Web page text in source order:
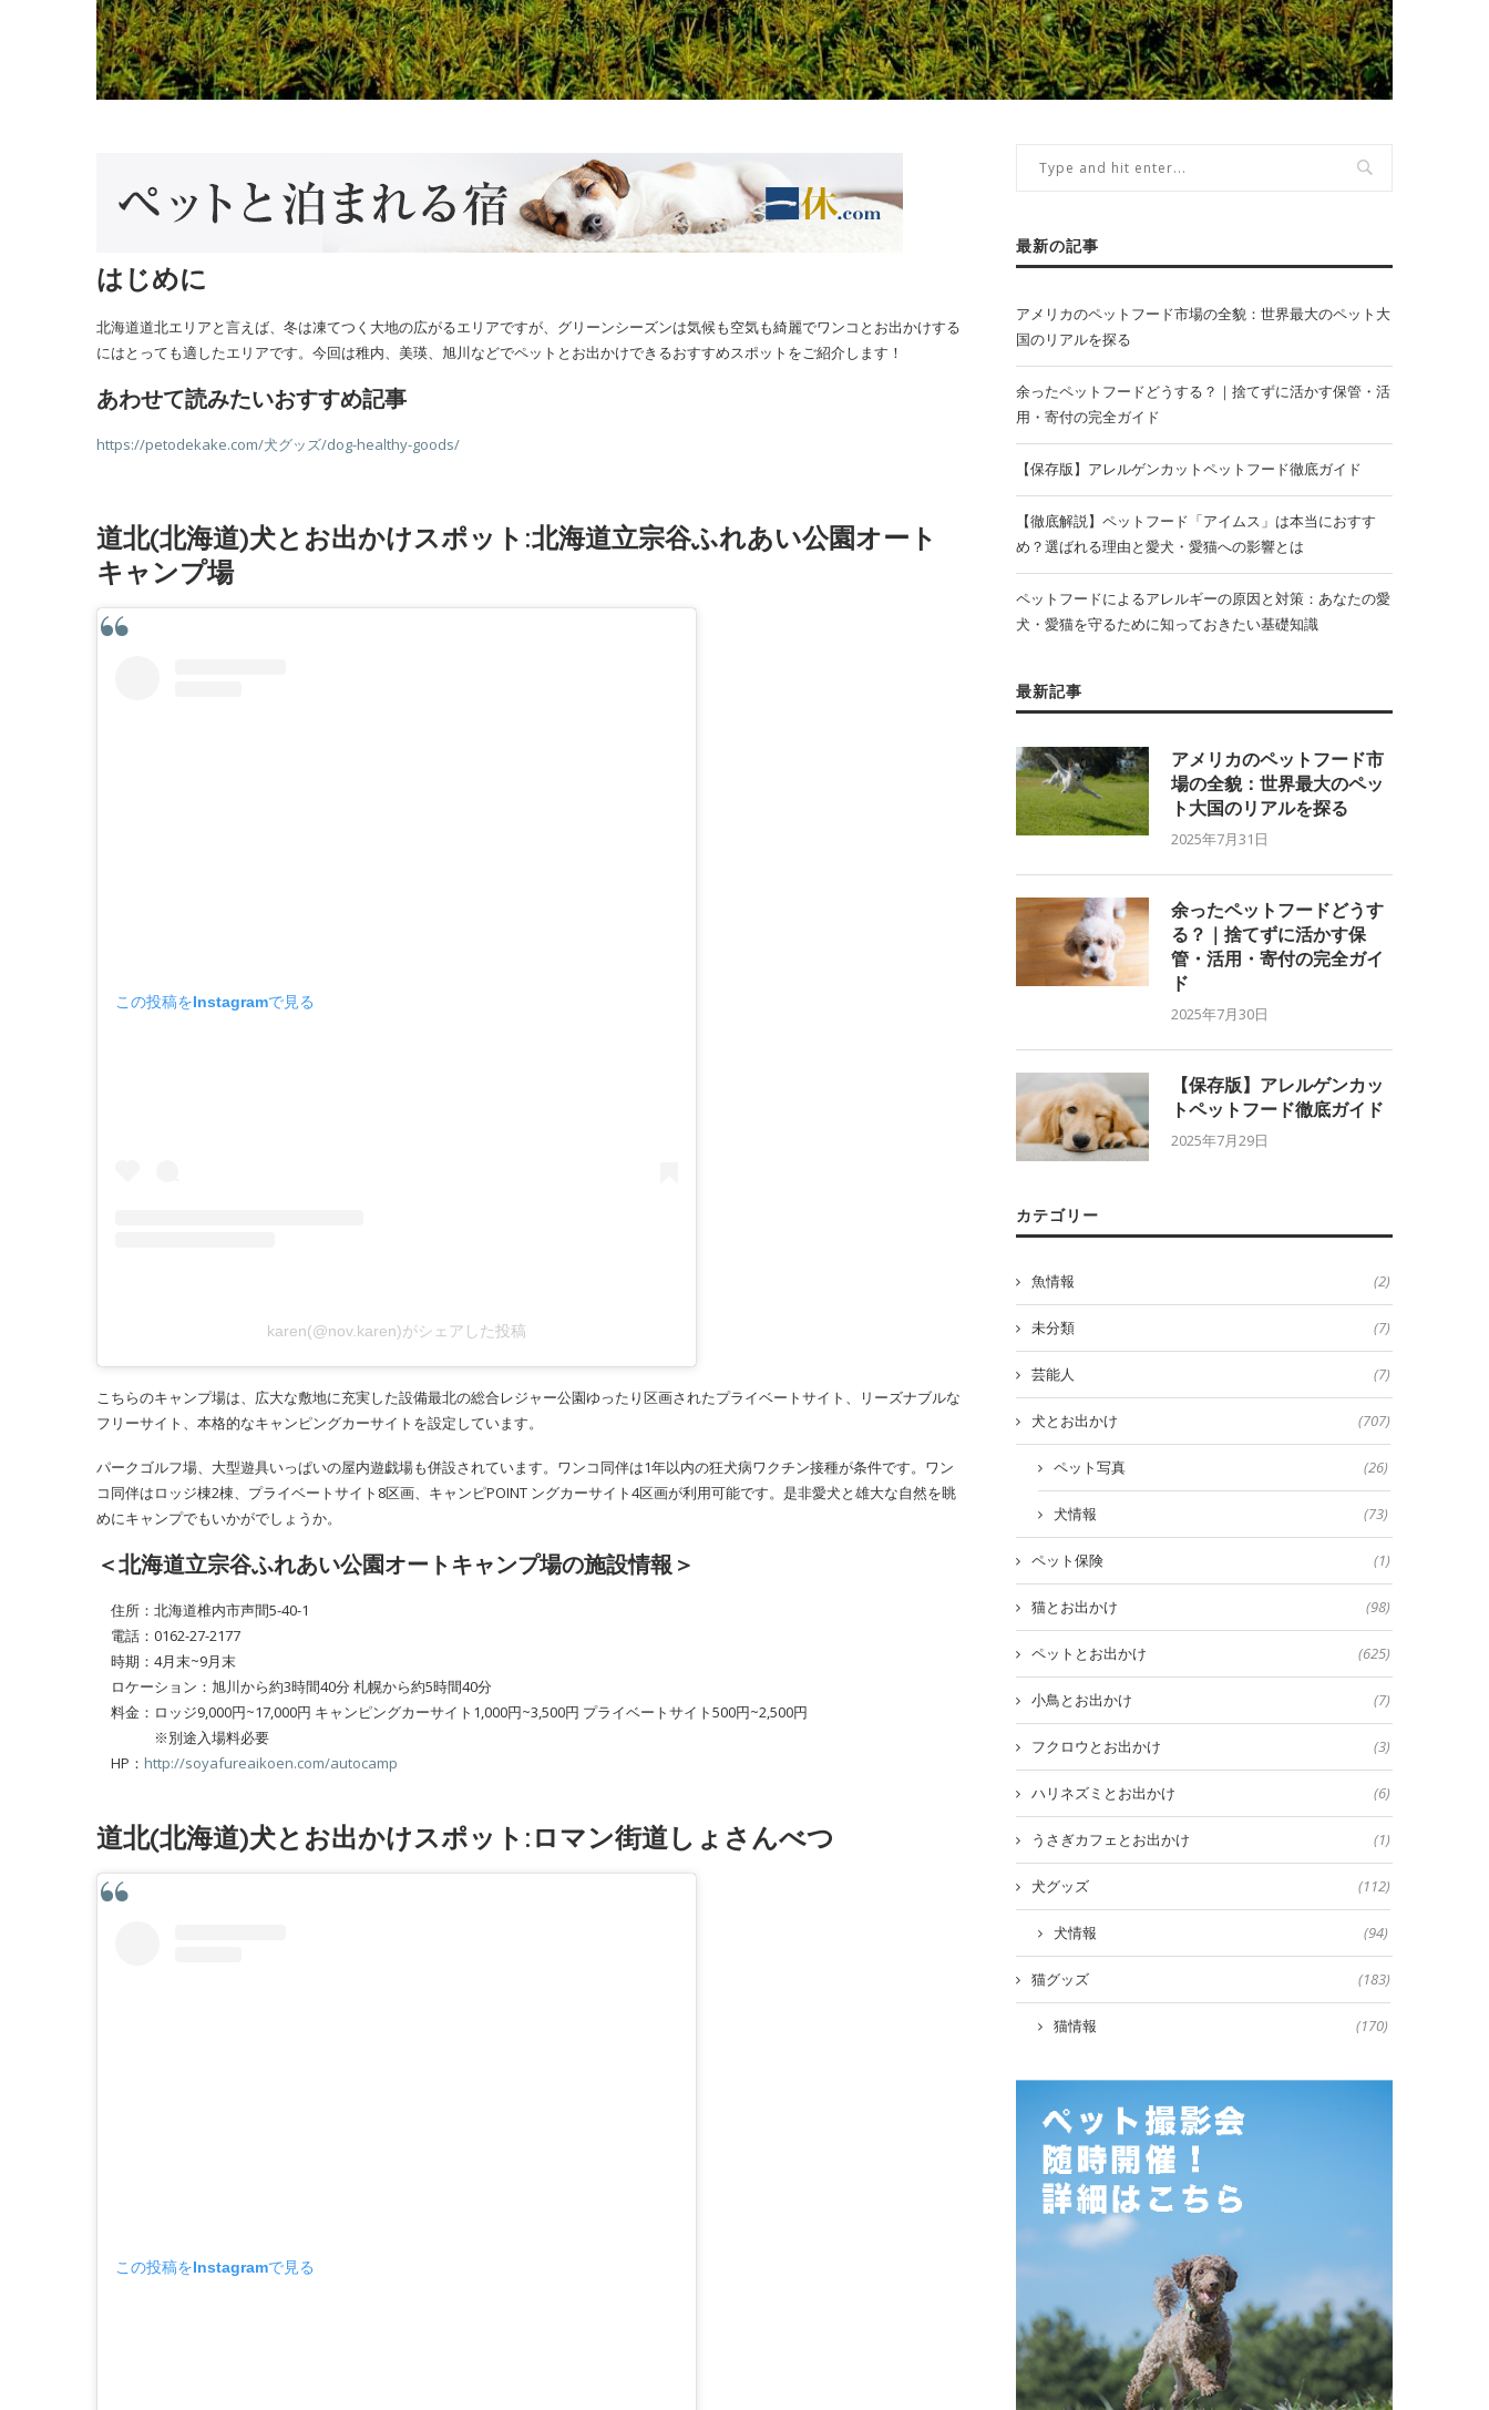
はじめに
北海道道北エリアと言えば、冬は凍てつく大地の広がるエリアですが、グリーンシーズンは気候も空気も綺麗でワンコとお出かけする
にはとっても適したエリアです。今回は稚内、美瑛、旭川などでペットとお出かけできるおすすめスポットをご紹介します！
あわせて読みたいおすすめ記事
https://petodekake.com/犬グッズ/dog-healthy-goods/
道北(北海道)犬とお出かけスポット:北海道立宗谷ふれあい公園オート
キャンプ場
この投稿をInstagramで見る
karen(@nov.karen)がシェアした投稿
こちらのキャンプ場は、広大な敷地に充実した設備最北の総合レジャー公園ゆったり区画されたプライベートサイト、リーズナブルな
フリーサイト、本格的なキャンピングカーサイトを設定しています。
パークゴルフ場、大型遊具いっぱいの屋内遊戯場も併設されています。ワンコ同伴は1年以内の狂犬病ワクチン接種が条件です。ワン
コ同伴はロッジ棟2棟、プライベートサイト8区画、キャンピPOINT ングカーサイト4区画が利用可能です。是非愛犬と雄大な自然を眺
めにキャンプでもいかがでしょうか。
＜北海道立宗谷ふれあい公園オートキャンプ場の施設情報＞
住所：北海道椎内市声間5-40-1
電話：0162-27-2177
時期：4月末~9月末
ロケーション：旭川から約3時間40分 札幌から約5時間40分
料金：ロッジ9,000円~17,000円 キャンピングカーサイト1,000円~3,500円 プライベートサイト500円~2,500円
※別途入場料必要
HP： http://soyafureaikoen.com/autocamp
道北(北海道)犬とお出かけスポット:ロマン街道しょさんべつ
この投稿をInstagramで見る
最新の記事
アメリカのペットフード市場の全貌：世界最大のペット大
国のリアルを探る
余ったペットフードどうする？｜捨てずに活かす保管・活
用・寄付の完全ガイド
【保存版】アレルゲンカットペットフード徹底ガイド
【徹底解説】ペットフード「アイムス」は本当におすす
め？選ばれる理由と愛犬・愛猫への影響とは
ペットフードによるアレルギーの原因と対策：あなたの愛
犬・愛猫を守るために知っておきたい基礎知識
最新記事
アメリカのペットフード市
場の全貌：世界最大のペッ
ト大国のリアルを探る
2025年7月31日
余ったペットフードどうす
る？｜捨てずに活かす保
管・活用・寄付の完全ガイ
ド
2025年7月30日
【保存版】アレルゲンカッ
トペットフード徹底ガイド
2025年7月29日
カテゴリー
魚情報 (2)
未分類 (7)
芸能人 (7)
犬とお出かけ (707)
ペット写真 (26)
犬情報 (73)
ペット保険 (1)
猫とお出かけ (98)
ペットとお出かけ (625)
小鳥とお出かけ (7)
フクロウとお出かけ (3)
ハリネズミとお出かけ (6)
うさぎカフェとお出かけ (1)
犬グッズ (112)
犬情報 (94)
猫グッズ (183)
猫情報 (170)